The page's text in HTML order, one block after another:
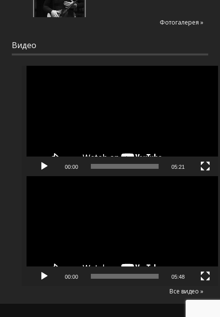
Фотогалерея »
Видео
00:00 05:21
00:00 05:48
Все видео »